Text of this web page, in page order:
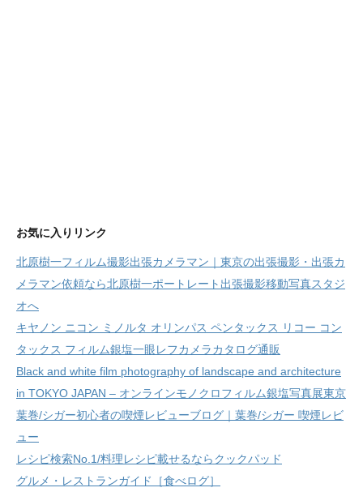
お気に入りリンク
北原樹一フィルム撮影出張カメラマン｜東京の出張撮影・出張カ
メラマン依頼なら北原樹一ポートレート出張撮影移動写真スタジ
オへ
キヤノン ニコン ミノルタ オリンパス ペンタックス リコー コン
タックス フィルム銀塩一眼レフカメラカタログ通販
Black and white film photography of landscape and architecture
in TOKYO JAPAN – オンラインモノクロフィルム銀塩写真展東京
葉巻/シガー初心者の喫煙レビューブログ｜葉巻/シガー 喫煙レビ
ュー
レシピ検索No.1/料理レシピ載せるならクックパッド
グルメ・レストランガイド［食べログ］